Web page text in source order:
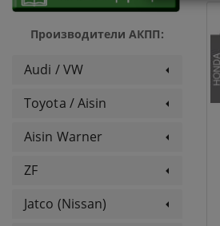
Производители АКПП:
Audi / VW
Toyota / Aisin
Aisin Warner
ZF
Jatco (Nissan)